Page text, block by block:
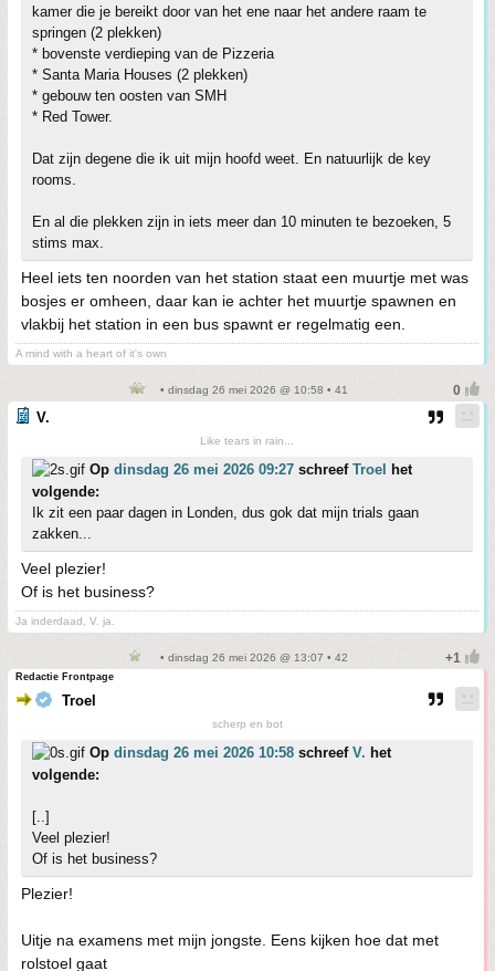
kamer die je bereikt door van het ene naar het andere raam te
springen (2 plekken)
* bovenste verdieping van de Pizzeria
* Santa Maria Houses (2 plekken)
* gebouw ten oosten van SMH
* Red Tower.
Dat zijn degene die ik uit mijn hoofd weet. En natuurlijk de key
rooms.
En al die plekken zijn in iets meer dan 10 minuten te bezoeken, 5
stims max.
Heel iets ten noorden van het station staat een muurtje met was
bosjes er omheen, daar kan ie achter het muurtje spawnen en
vlakbij het station in een bus spawnt er regelmatig een.
A mind with a heart of it's own
• dinsdag 26 mei 2026 @ 10:58 • 41
V.
Like tears in rain...
Op dinsdag 26 mei 2026 09:27 schreef Troel
het
volgende:
Ik zit een paar dagen in Londen, dus gok dat mijn trials gaan
zakken...
Veel plezier!
Of is het business?
Ja inderdaad, V. ja.
• dinsdag 26 mei 2026 @ 13:07 • 42
Redactie Frontpage
Troel
scherp en bot
Op dinsdag 26 mei 2026 10:58 schreef V. het
volgende:
[..]
Veel plezier!
Of is het business?
Plezier!
Uitje na examens met mijn jongste. Eens kijken hoe dat met
rolstoel gaat